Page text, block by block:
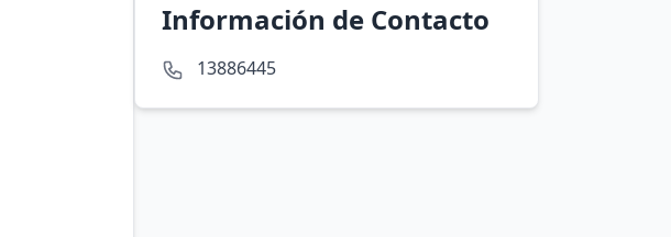
Información de Contacto
13886445